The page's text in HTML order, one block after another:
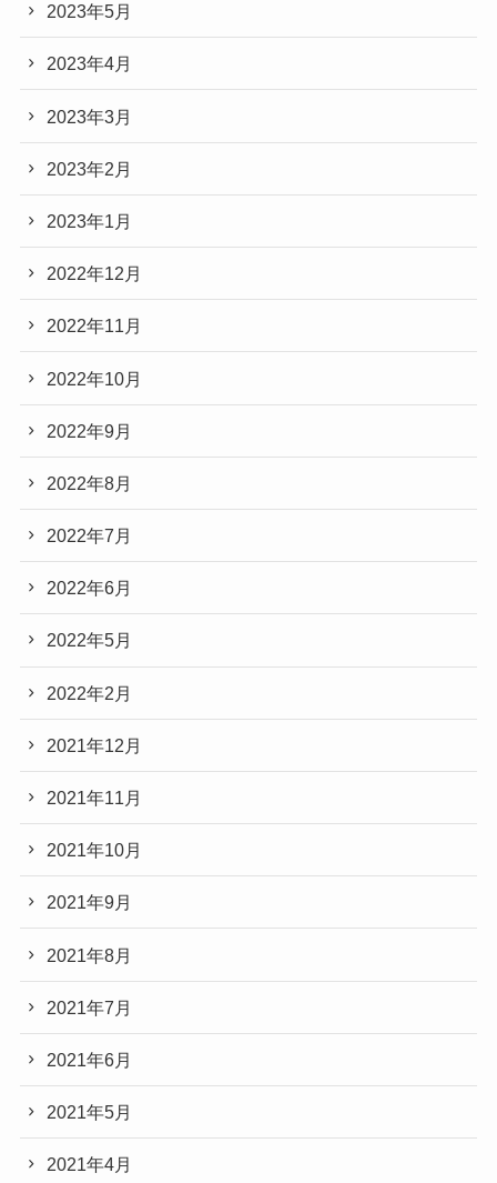
2023年5月
2023年4月
2023年3月
2023年2月
2023年1月
2022年12月
2022年11月
2022年10月
2022年9月
2022年8月
2022年7月
2022年6月
2022年5月
2022年2月
2021年12月
2021年11月
2021年10月
2021年9月
2021年8月
2021年7月
2021年6月
2021年5月
2021年4月